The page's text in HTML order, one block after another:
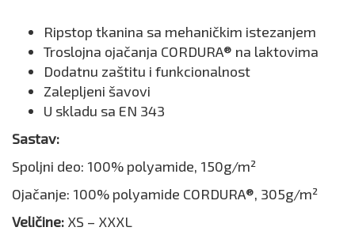
Ripstop tkanina sa mehaničkim istezanjem
Troslojna ojačanja CORDURA® na laktovima
Dodatnu zaštitu i funkcionalnost
Zalepljeni šavovi
U skladu sa EN 343
Sastav:
Spoljni deo: 100% polyamide, 150g/m²
Ojačanje: 100% polyamide CORDURA®, 305g/m²
Veličine: XS – XXXL